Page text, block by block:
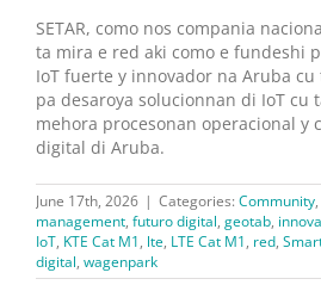
SETAR, como nos compania
ta mira e red aki como e fundeshi
IoT fuerte y innovador na Aruba
pa desaroya solucionnan di IoT cu
mehora procesonan operacional
digital di Aruba.
June 17th, 2026 | Categories: Community,
management, futuro digital, geotab,
IoT, KTE Cat M1, lte, LTE Cat M1, red,
digital, wagenpark